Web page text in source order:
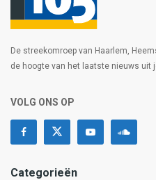
De streekomroep van Haarlem,
de hoogte van het laatste nieuws uit
VOLG ONS OP
Categorieën